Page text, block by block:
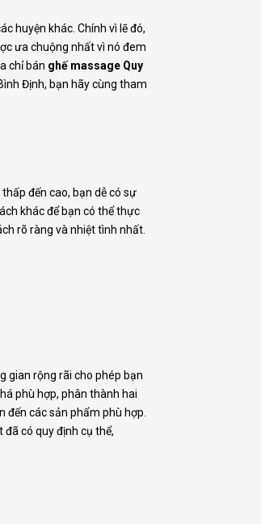
huyện khác. Chính vì lẽ đó,
ưa chuộng nhất vì nó đem
chỉ bán ghế massage Quy
Định, bạn hãy cùng tham
đến cao, bạn dễ có sự
khác để bạn có thể thực
rõ ràng và nhiệt tình nhất.
gian rộng rãi cho phép bạn
phù hợp, phân thành hai
đến các sản phẩm phù hợp.
có quy định cụ thể,